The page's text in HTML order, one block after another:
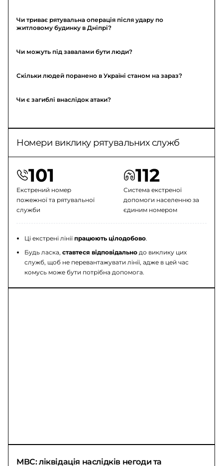
Чи триває рятувальна операція після удару по
житловому будинку в Дніпрі?
Чи можуть під завалами бути люди?
Скільки людей поранено в Україні станом на зараз?
Чи є загиблі внаслідок атаки?
Номери виклику рятувальних служб
101
Екстрений номер
пожежної та рятувальної
служби
112
Система екстреної
допомоги населенню за
єдиним номером
Ці екстрені лініїпрацюють цілодобово.
Будь ласка,ставтеся відповідально до виклику цих
служб, щоб не перевантажувати лінії, адже в цей час
комусь може бути потрібна допомога.
МВС: ліквідація наслідків негоди та